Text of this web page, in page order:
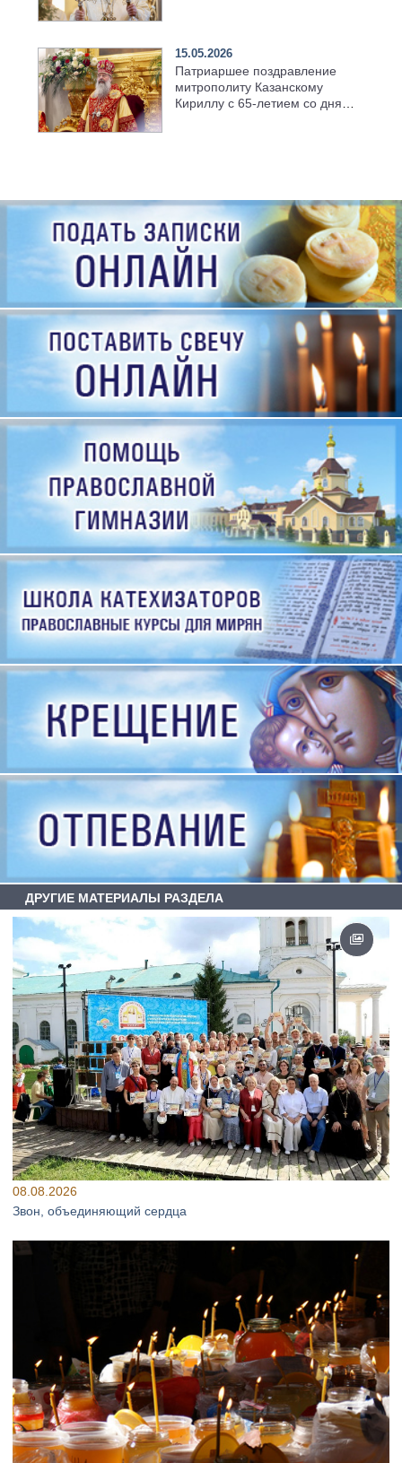
15.05.2026
Патриаршее поздравление
митрополиту Казанскому
Кириллу с 65-летием со дня
ДРУГИЕ МАТЕРИАЛЫ РАЗДЕЛА
08.08.2026
Звон, объединяющий сердца